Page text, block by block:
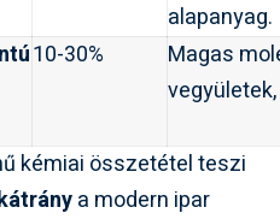
alapanyag.
10-30%
Magas
kémiai összetétel teszi
a modern ipar